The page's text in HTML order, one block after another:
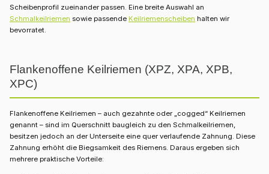
Scheibenprofil zueinander passen. Eine breite Auswahl an
Schmalkeilriemen sowie passende Keilriemenscheiben halten wir
bevorratet.
Flankenoffene Keilriemen (XPZ, XPA, XPB,
XPC)
Flankenoffene Keilriemen – auch gezahnte oder „cogged“ Keilriemen
genannt – sind im Querschnitt baugleich zu den Schmalkeilriemen,
besitzen jedoch an der Unterseite eine quer verlaufende Zahnung. Diese
Zahnung erhöht die Biegsamkeit des Riemens. Daraus ergeben sich
mehrere praktische Vorteile: